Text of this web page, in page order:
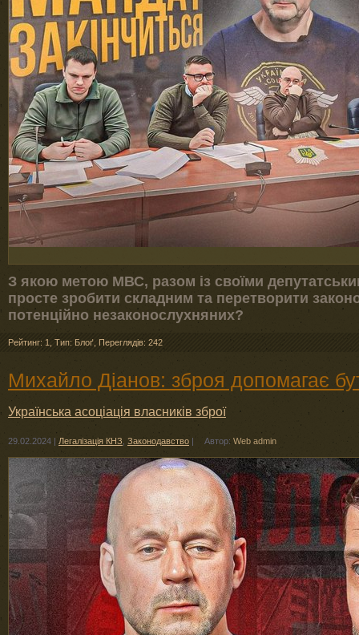
З якою метою МВС, разом із своїми
просте зробити складним та перетворити
потенційно незаконослухняних?
Рейтинг: 1 Тип: Блоґ Переглядів: 242
Михайло Діанов: зброя допомагає
Українська асоціація власників зброї
29.02.2024 | Легалізація КНЗ Законодавство | Автор: Web admin